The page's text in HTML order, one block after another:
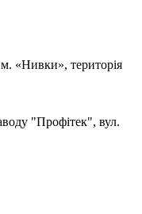
«Нивки», територія
"Профітек", вул.